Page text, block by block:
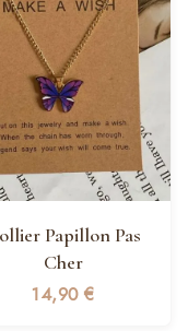
Papillon Pas
Cher
14,90€